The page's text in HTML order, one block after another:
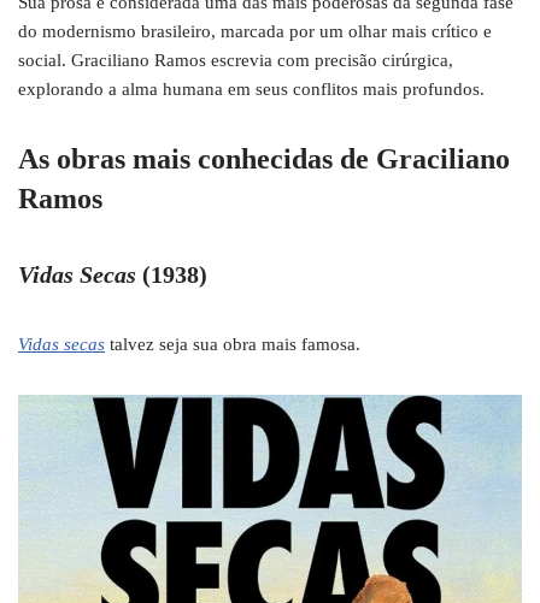
do modernismo brasileiro, marcada por um olhar mais crítico e
social. Graciliano Ramos escrevia com precisão cirúrgica,
explorando a alma humana em seus conflitos mais profundos.
As obras mais conhecidas de Graciliano
Ramos
Vidas Secas (1938)
Vidas secas talvez seja sua obra mais famosa.